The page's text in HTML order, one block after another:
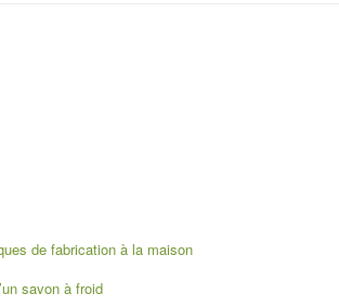
de fabrication à la maison
savon à froid